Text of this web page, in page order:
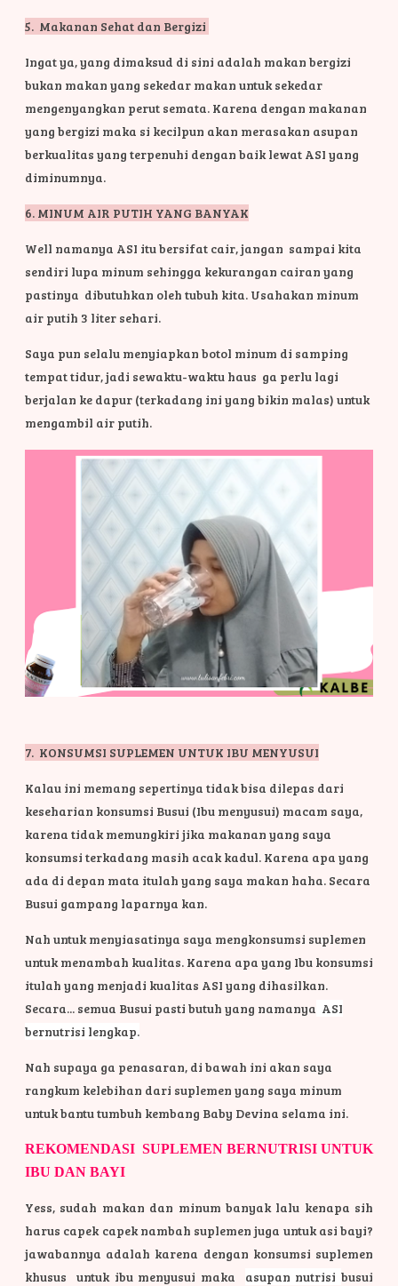
5. Makanan Sehat dan Bergizi
Ingat ya, yang dimaksud di sini adalah makan bergizi
bukan makan yang sekedar makan untuk sekedar
mengenyangkan perut semata. Karena dengan makanan
yang bergizi maka si kecilpun akan merasakan asupan
berkualitas yang terpenuhi dengan baik lewat ASI yang
diminumnya.
6. MINUM AIR PUTIH YANG BANYAK
Well namanya ASI itu bersifat cair, jangan sampai kita
sendiri lupa minum sehingga kekurangan cairan yang
pastinya dibutuhkan oleh tubuh kita. Usahakan minum
air putih 3 liter sehari.
Saya pun selalu menyiapkan botol minum di samping
tempat tidur, jadi sewaktu-waktu haus ga perlu lagi
berjalan ke dapur (terkadang ini yang bikin malas) untuk
mengambil air putih.
7. KONSUMSI SUPLEMEN UNTUK IBU MENYUSUI
Kalau ini memang sepertinya tidak bisa dilepas dari
keseharian konsumsi Busui (Ibu menyusui) macam saya,
karena tidak memungkiri jika makanan yang saya
konsumsi terkadang masih acak kadul. Karena apa yang
ada di depan mata itulah yang saya makan haha. Secara
Busui gampang laparnya kan.
Nah untuk menyiasatinya saya mengkonsumsi suplemen
untuk menambah kualitas. Karena apa yang Ibu konsumsi
itulah yang menjadi kualitas ASI yang dihasilkan.
Secara... semua Busui pasti butuh yang namanya ASI
bernutrisi lengkap.
Nah supaya ga penasaran, di bawah ini akan saya
rangkum kelebihan dari suplemen yang saya minum
untuk bantu tumbuh kembang Baby Devina selama ini.
REKOMENDASI SUPLEMEN BERNUTRISI UNTUK
IBU DAN BAYI
Yess, sudah makan dan minum banyak lalu kenapa sih
harus capek capek nambah suplemen juga untuk asi bayi?
jawabannya adalah karena dengan konsumsi suplemen
khusus untuk ibu menyusui maka asupan nutrisibusui